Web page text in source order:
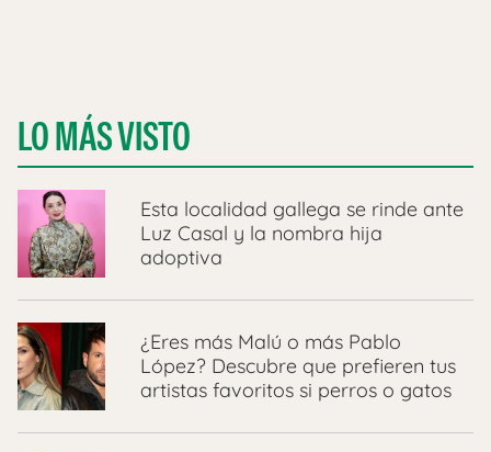
LO MÁS VISTO
Esta localidad gallega se rinde ante
Luz Casal y la nombra hija
adoptiva
¿Eres más Malú o más Pablo
López? Descubre que prefieren tus
artistas favoritos si perros o gatos